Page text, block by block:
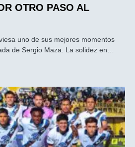
OTRO PASO AL
uno de sus mejores momentos
de Sergio Maza. La solidez en…